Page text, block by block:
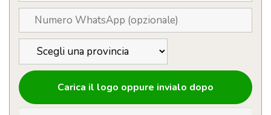
Carica il logo oppure invialo dopo